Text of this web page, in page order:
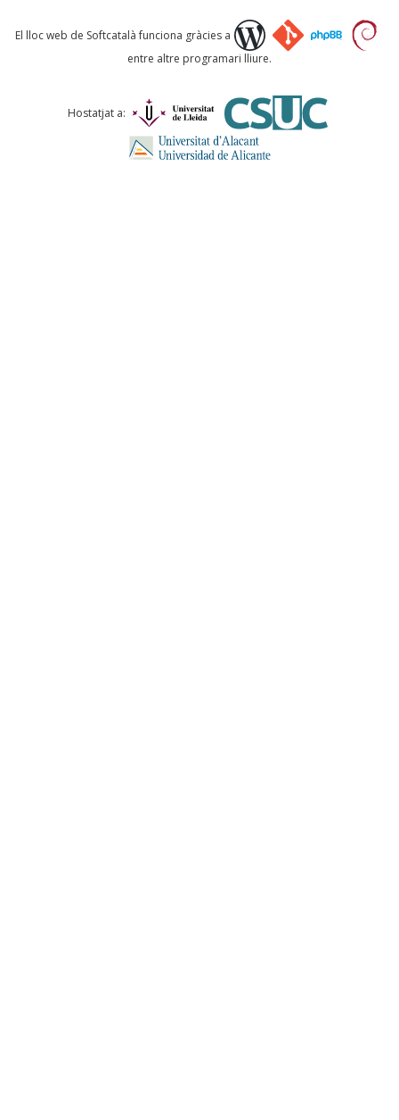
Què proposeu?
Comentari *
El lloc web de Softcatalà funciona gràcies a
entre altre programari lliure.
Hostatjat a: